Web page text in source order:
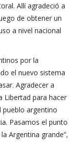
Allí agradeció a
de obtener un
a nivel nacional
por la
el nuevo sistema
Agradecer a
Libertad para hacer
pueblo argentino
Pasamos el punto
Argentina grande”,